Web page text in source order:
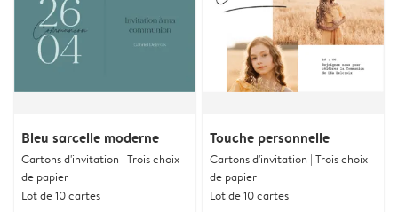
Bleu sarcelle moderne
Cartons d'invitation | Trois choix
de papier
Lot de 10 cartes
Touche personnelle
Cartons d'invitation | Trois choix
de papier
Lot de 10 cartes